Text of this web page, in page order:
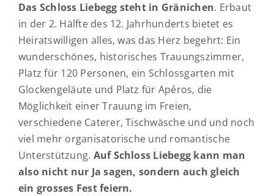
Das Schloss Liebegg steht in Gränichen. Erbaut
in der 2. Hälfte des 12. Jahrhunderts bietet es
Heiratswilligen alles, was das Herz begehrt: Ein
wunderschönes, historisches Trauungszimmer,
Platz für 120 Personen, ein Schlossgarten mit
Glockengeläute und Platz für Apéros, die
Möglichkeit einer Trauung im Freien,
verschiedene Caterer, Tischwäsche und und noch
viel mehr organisatorische und romantische
Unterstützung. Auf Schloss Liebegg kann man
also nicht nur Ja sagen, sondern auch gleich
ein grosses Fest feiern.